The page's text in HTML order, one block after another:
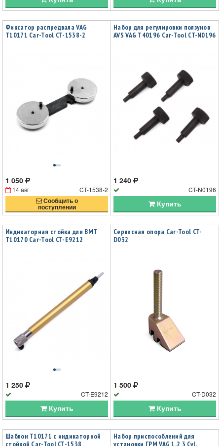
Фиксатор распредвала VAG
T10171 Car-Tool CT-1538-2
1 050
14 авг CT-1538-2
Сообщить о
поступлении
Набор для регулировки ползунов
AVS VAG T40196 Car-Tool CT-N0196
1 240
CT-N0196
Купить
Индикаторная стойка для ВМТ
T10170 Car-Tool CT-E9212
1 250
CT-E9212
Купить
Сервисная опора Car-Tool CT-
D032
1 500
CT-D032
Купить
Шаблон T10171 с индикаторной
стойкой Car-Tool CT-1538
Набор приспособлений для
установки ГРМ VAG 1.2 3 Cyl.